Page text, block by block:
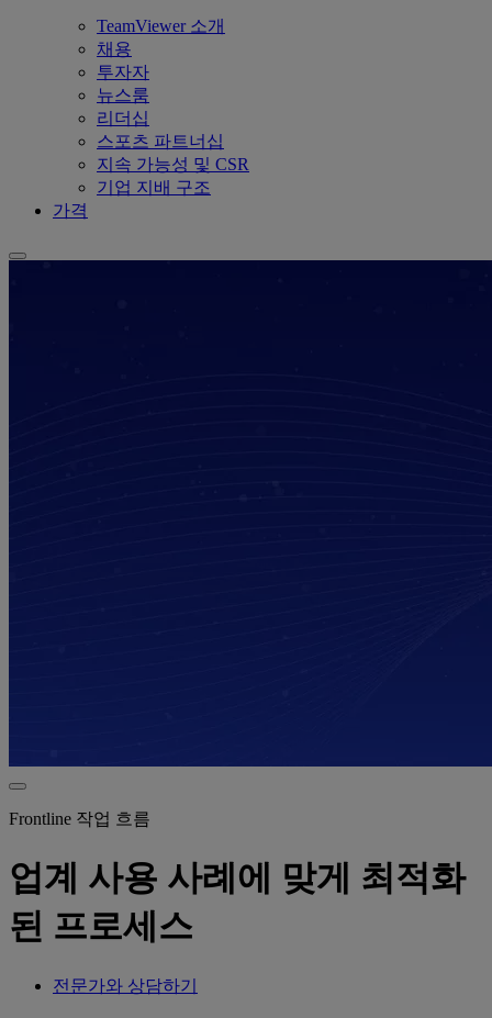
TeamViewer 소개
채용
투자자
뉴스룸
리더십
스포츠 파트너십
지속 가능성 및 CSR
기업 지배 구조
가격
Frontline 작업 흐름
업계 사용 사례에 맞게 최적화
된 프로세스
전문가와 상담하기